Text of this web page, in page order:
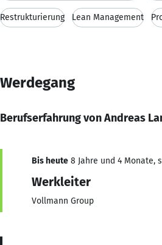
Restrukturierung Lean Management
Werdegang
Berufserfahrung von Andreas
Bis heute 8 Jahre und 4 Monate,
Werkleiter
Vollmann Group